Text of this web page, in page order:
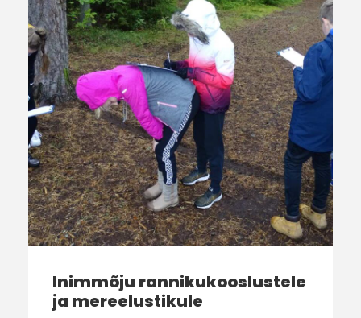
Inimmõju rannikukooslustele
ja mereelustikule